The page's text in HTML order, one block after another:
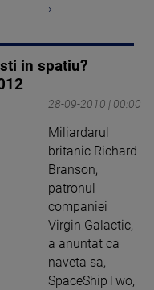
›
in spatiu?
28-09-2010 | 00:00
Miliardarul
britanic Richard
Branson,
patronul
companiei
Virgin Galactic,
a anuntat ca
naveta sa,
SpaceShipTwo,